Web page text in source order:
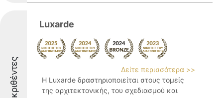
Διακριθέντες
Luxarde
Δείτε περισσότερα >>
Η Luxarde δραστηριοποιείται στους τομείς
της αρχιτεκτονικής, του σχεδιασμού και